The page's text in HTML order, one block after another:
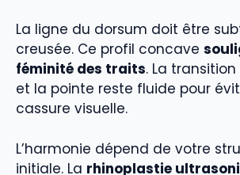
La ligne du dorsum doit être
creusée. Ce profil concave
féminité des traits. La
et la pointe reste fluide pour
cassure visuelle.
L’harmonie dépend de votre
initiale. La rhinoplastie